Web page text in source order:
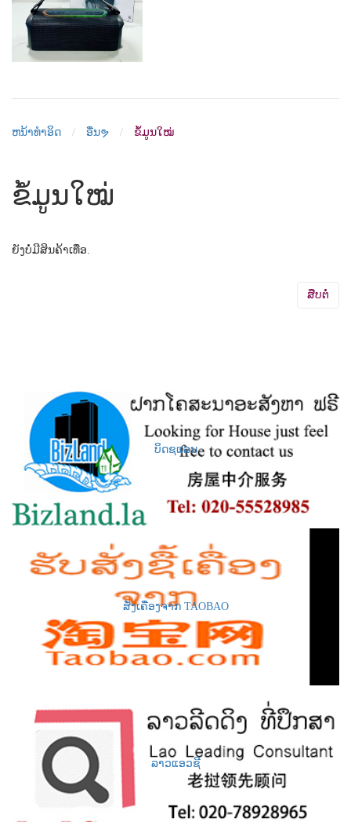
ຫນ້າທຳອິດ ອື່ນຯ ຂໍ້ມູນໃໝ່
ຂໍ້ມູນໃໝ່
ຍັງບໍ່ມີສິນຄ້າເທື່ອ.
ສືບຕໍ່
ບິດຊແລນ
ສັ່ງເຄື່ອງຈາກ TAOBAO
ລາວແອວຊີ